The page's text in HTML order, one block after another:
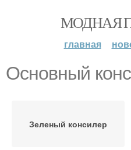
МОДНАЯ
главная
Основный
Зеленый консилер